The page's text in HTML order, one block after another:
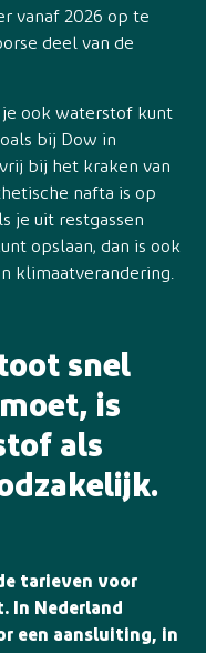
vanaf 2026 op te
deel van de
ook waterstof kunt
bij Dow in
bij het kraken van
nafta is op
je uit restgassen
opslaan, dan is ook
klimaatverandering.
snel
is
als
tarieven voor
In Nederland
een aansluiting, in